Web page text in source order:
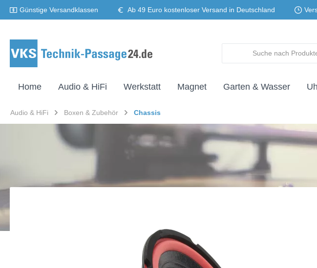
Günstige Versandklassen Ab 49 Euro kostenloser Versand in Deutschland
Home Audio & HiFi Werkstatt Magnet Garten & Wasser
Audio & HiFi Boxen & Zubehör Chassis